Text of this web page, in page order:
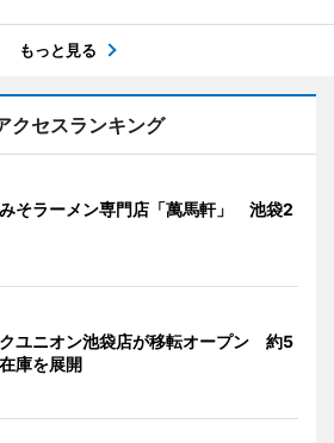
もっと見る
クセスランキング
そラーメン専門店「萬馬軒」 池袋2
ユニオン池袋店が移転オープン 約5
庫を展開